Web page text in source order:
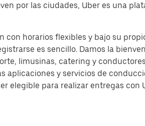
por las ciudades, Uber es una
horarios flexibles y bajo su
es sencillo. Damos la
limusinas, catering y
aplicaciones y servicios de
elegible para realizar entregas con